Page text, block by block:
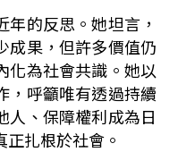
的反思。她坦言，
成果，但許多價值仍
化為社會共識。她以
，呼籲唯有透過持續
人、保障權利成為日
扎根於社會。